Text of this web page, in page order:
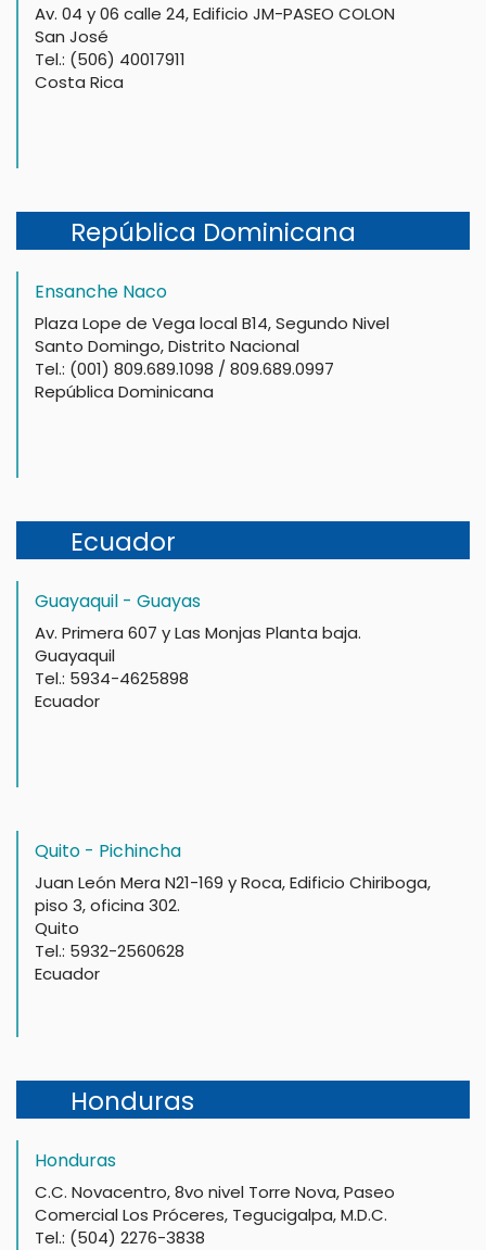
Av. 04 y 06 calle 24, Edificio JM-PASEO COLON
San José
Tel.: (506) 40017911
Costa Rica
República Dominicana
Ensanche Naco
Plaza Lope de Vega local B14, Segundo Nivel
Santo Domingo, Distrito Nacional
Tel.: (001) 809.689.1098 / 809.689.0997
República Dominicana
Ecuador
Guayaquil - Guayas
Av. Primera 607 y Las Monjas Planta baja.
Guayaquil
Tel.: 5934-4625898
Ecuador
Quito - Pichincha
Juan León Mera N21-169 y Roca, Edificio Chiriboga,
piso 3, oficina 302.
Quito
Tel.: 5932-2560628
Ecuador
Honduras
Honduras
C.C. Novacentro, 8vo nivel Torre Nova, Paseo
Comercial Los Próceres, Tegucigalpa, M.D.C.
Tel.: (504) 2276-3838